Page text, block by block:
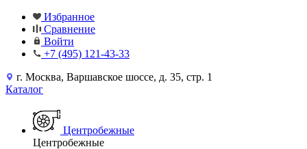
Избранное
Сравнение
Войти
+7 (495) 121-43-33
г. Москва, Варшавское шоссе, д. 35, стр. 1
Каталог
Центробежные
Центробежные